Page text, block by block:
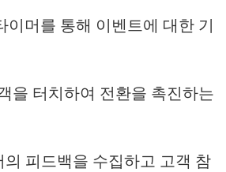
머를 통해 이벤트에 대한 기
을 터치하여 전환을 촉진하는
피드백을 수집하고 고객 참